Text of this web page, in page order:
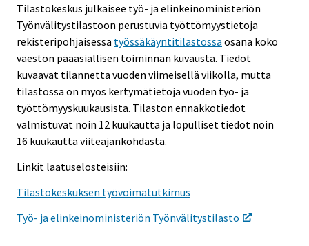
Tilastokeskus julkaisee työ- ja elinkeinoministeriön
Työnvälitystilastoon perustuvia työttömyystietoja
rekisteripohjaisessa työssäkäyntitilastossa osana koko
väestön pääasiallisen toiminnan kuvausta. Tiedot
kuvaavat tilannetta vuoden viimeisellä viikolla, mutta
tilastossa on myös kertymätietoja vuoden työ- ja
työttömyyskuukausista. Tilaston ennakkotiedot
valmistuvat noin 12 kuukautta ja lopulliset tiedot noin
16 kuukautta viiteajankohdasta.
Linkit laatuselosteisiin:
Tilastokeskuksen työvoimatutkimus
Työ- ja elinkeinoministeriön Työnvälitystilasto